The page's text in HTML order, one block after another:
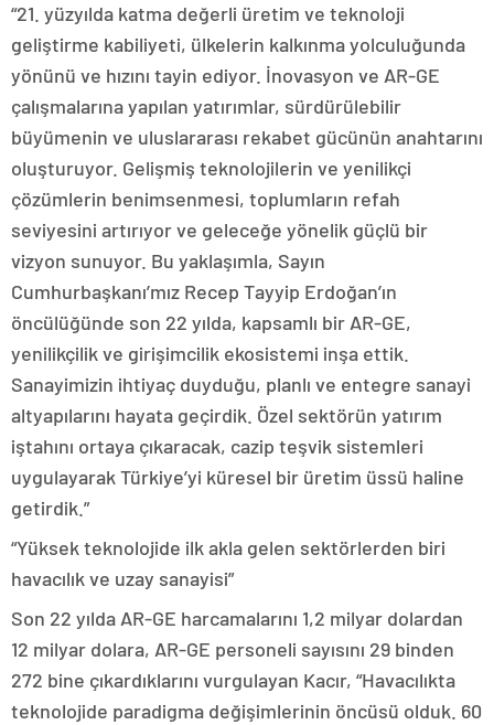
“21. yüzyılda katma değerli üretim ve teknoloji
geliştirme kabiliyeti, ülkelerin kalkınma yolculuğunda
yönünü ve hızını tayin ediyor. İnovasyon ve AR-GE
çalışmalarına yapılan yatırımlar, sürdürülebilir
büyümenin ve uluslararası rekabet gücünün anahtarını
oluşturuyor. Gelişmiş teknolojilerin ve yenilikçi
çözümlerin benimsenmesi, toplumların refah
seviyesini artırıyor ve geleceğe yönelik güçlü bir
vizyon sunuyor. Bu yaklaşımla, Sayın
Cumhurbaşkanı’mız Recep Tayyip Erdoğan’ın
öncülüğünde son 22 yılda, kapsamlı bir AR-GE,
yenilikçilik ve girişimcilik ekosistemi inşa ettik.
Sanayimizin ihtiyaç duyduğu, planlı ve entegre sanayi
altyapılarını hayata geçirdik. Özel sektörün yatırım
iştahını ortaya çıkaracak, cazip teşvik sistemleri
uygulayarak Türkiye’yi küresel bir üretim üssü haline
getirdik.”
“Yüksek teknolojide ilk akla gelen sektörlerden biri
havacılık ve uzay sanayisi”
Son 22 yılda AR-GE harcamalarını 1,2 milyar dolardan
12 milyar dolara, AR-GE personeli sayısını 29 binden
272 bine çıkardıklarını vurgulayan Kacır, “Havacılıkta
teknolojide paradigma değişimlerinin öncüsü olduk. 60